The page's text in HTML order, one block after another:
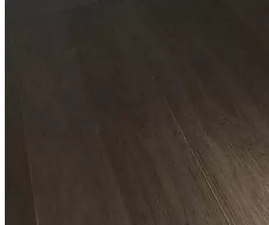
Спор о качестве строительства (ЖК "Римского-Корсакова, 11")